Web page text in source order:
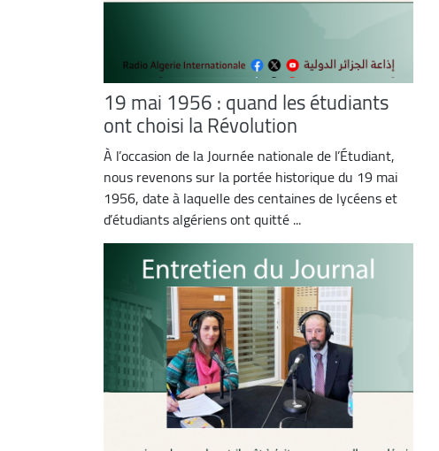
19 mai 1956 : quand les étudiants
ont choisi la Révolution
À l’occasion de la Journée nationale de l’Étudiant,
nous revenons sur la portée historique du 19 mai
1956, date à laquelle des centaines de lycéens et
d’étudiants algériens ont quitté ...